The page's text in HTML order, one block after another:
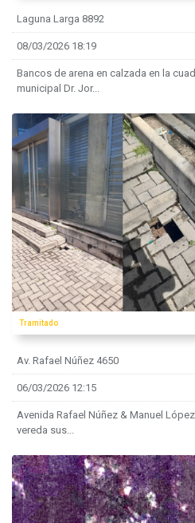
Laguna Larga 8892
08/03/2026 18:19
Bancos de arena en calzada en la
municipal Dr. Jor...
Tramitado
Av. Rafael Núñez 4650
06/03/2026 12:15
Avenida Rafael Núñez & Manuel
vereda sus...